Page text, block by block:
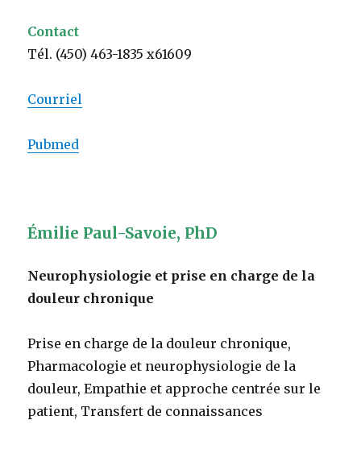
Contact
Tél. (450) 463-1835 x61609
Courriel
Pubmed
Émilie Paul-Savoie, PhD
Neurophysiologie et prise en charge de la
douleur chronique
Prise en charge de la douleur chronique,
Pharmacologie et neurophysiologie de la
douleur, Empathie et approche centrée sur le
patient, Transfert de connaissances